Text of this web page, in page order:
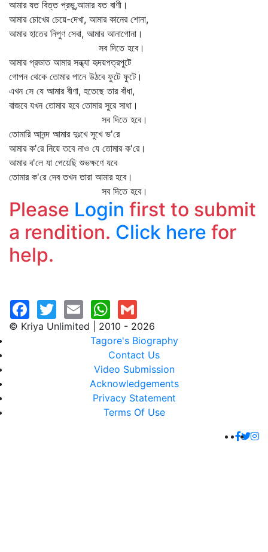
আমার যত বিত্ত প্রভু,আমার যত বাণী।
আমার চোখের চেয়ে-দেখা, আমার কানের শোনা,
আমার হাতের নিপুণ সেবা, আমার আনাগোনা।
সব দিতে হবে।
আমার প্রভাত আমার সন্ধ্যা হৃদয়পত্রপুটে
গোপন থেকে তোমার পানে উঠবে ফুটে ফুটে।
এখন সে যে আমার বীণা, হতেছে তার বাঁধা,
বাজবে যখন তোমার হবে তোমার সুরে সাধা।
সব দিতে হবে।
তোমারি আনন্দ আমার দুঃখে সুখে ভ'রে
আমার ক'রে নিয়ে তবে নাও যে তোমার ক'রে।
আমার ব'লে যা পেয়েছি শুভক্ষণে যবে
তোমার ক'রে দেব তখন তারা আমার হবে।
সব দিতে হবে।
Please Login first to submit
a rendition. Click here for
help.
© Kriya Unlimited | 2010 - 2026
Tagore's Biography
Contact Us
Video Submission
Acknowledgements
Privacy Statement
Terms Of Use